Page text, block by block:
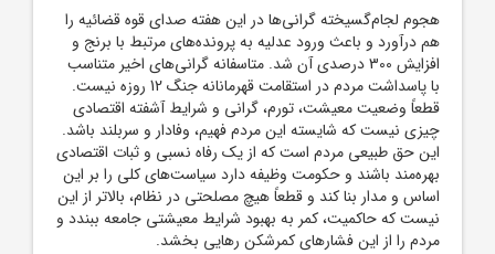
هجوم لجام‌گسیخته گرانی‌ها در این هفته صدای قوه قضائیه را
هم درآورد و باعث ورود عدلیه به پرونده‌های مرتبط با برنج و
افزایش 300 درصدی آن شد. متاسفانه گرانی‌های اخیر متناسب
با پاسداشت مردم در استقامت قهرمانانه جنگ 12 روزه نیست.
قطعاً وضعیت معیشت، تورم، گرانی و شرایط آشفته اقتصادی
چیزی نیست که شایسته این مردم فهیم، وفادار و سربلند باشد.
این حق طبیعی مردم است که از یک رفاه نسبی و ثبات اقتصادی
بهره‌مند باشند و حکومت وظیفه دارد سیاست‌های کلی را بر این
اساس و مدار بنا کند و قطعاً هیچ مصلحتی در نظام، بالاتر از این
نیست که حاکمیت، کمر به بهبود شرایط معیشتی جامعه ببندد و
مردم را از این فشارهای کمرشکن رهایی بخشد.